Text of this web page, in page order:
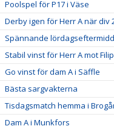
Poolspel för P17 i Väse
Derby igen för Herr A när div
Spännande
Stabil vinst för Herr A mot
Go vinst för dam A i Säffle
Bästa sargvakterna
Tisdagsmatch hemma i
Dam A i Munkfors